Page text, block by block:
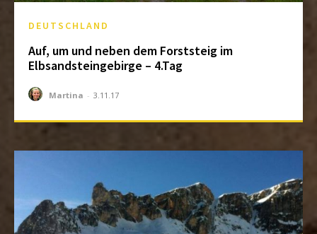
DEUTSCHLAND
Auf, um und neben dem Forststeig im
Elbsandsteingebirge – 4.Tag
Martina - 3.11.17